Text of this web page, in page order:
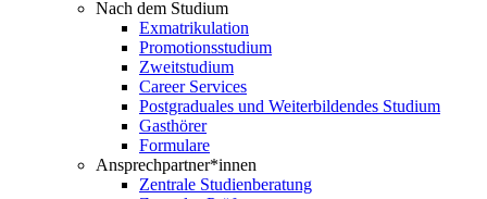
Nach dem Studium
Exmatrikulation
Promotionsstudium
Zweitstudium
Career Services
Postgraduales und Weiterbildendes Studium
Gasthörer
Formulare
Ansprechpartner*innen
Zentrale Studienberatung